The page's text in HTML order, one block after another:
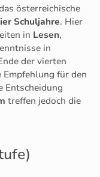
österreichische
Schuljahre. Hier
in Lesen,
in
der vierten
für den
Entscheidung
treffen jedoch die